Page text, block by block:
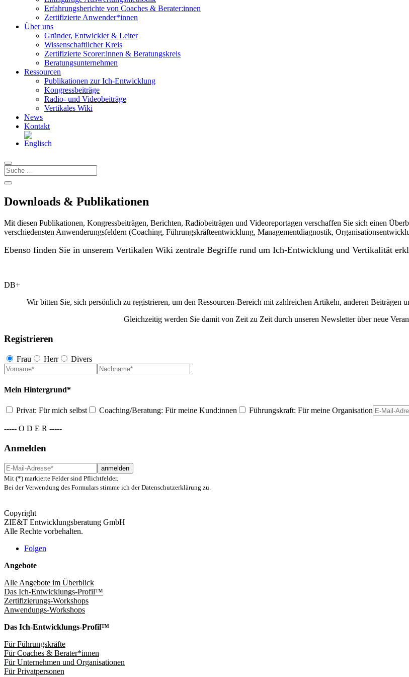
Erfahrungsberichte von Coaches & Berater:innen
Zertifizierte Anwender*innen
Über uns
Gründer, Entwickler & Leiter
Wissenschaftlicher Kreis
Zertifizierte Scorer:innen & Beratungskreis
Beratungsunternehmen
Ressourcen
Publikationen zur Ich-Entwicklung
Kongressbeiträge
Radio- und Videobeiträge
Vertikales Wiki
News
Kontakt
Downloads & Publikationen
Mit diesen Publikationen, Kongressbeiträgen, Berichten, Radiobeiträgen und Videoreportagen verschaffen Sie sich einen
verschiedensten Anwenderungsfeldern (Coaching, Führungskräfteentwicklung, Managementdiagnostik,
Ebenso finden Sie in unserem Vertikalen Wiki zentrale Begriffe rund um Ich-Entwicklung und Vertikalität
DB+
Wir bitten Sie, sich persönlich zu registrieren, um den Ressourcen-Bereich mit zahlreichen Artikeln, anderen
Gleichzeitig werden Sie damit von Zeit zu Zeit durch unseren Newsletter über neue
Registrieren
Frau Herr Divers
Mein Hintergrund*
Privat: Für mich selbst Coaching/Beratung: Für meine Kund:innen Führungskraft: Für meine Organisation
----- O D E R -----
Anmelden
anmelden
Mit (*) markierte Felder sind Pflichtfelder.
Bei der Verwendung des Formulars stimme ich der Datenschutzerklärung zu.
Copyright
ZIE&T Entwicklungsberatung GmbH
Alle Rechte vorbehalten.
Folgen
Angebote
Alle Angebote im Überblick
Das Ich-Entwicklungs-Profil™
Zertifizierungs-Workshops
Anwendungs-Workshops
Das Ich-Entwicklungs-Profil™
Für Führungskräfte
Für Coaches & Berater*innen
Für Unternehmen und Organisationen
Für Privatpersonen